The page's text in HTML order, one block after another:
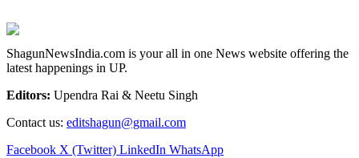
ShagunNewsIndia.com is your all in one News website offering the
latest happenings in UP.
Editors: Upendra Rai & Neetu Singh
Contact us: editshagun@gmail.com
Facebook X (Twitter) LinkedIn WhatsApp